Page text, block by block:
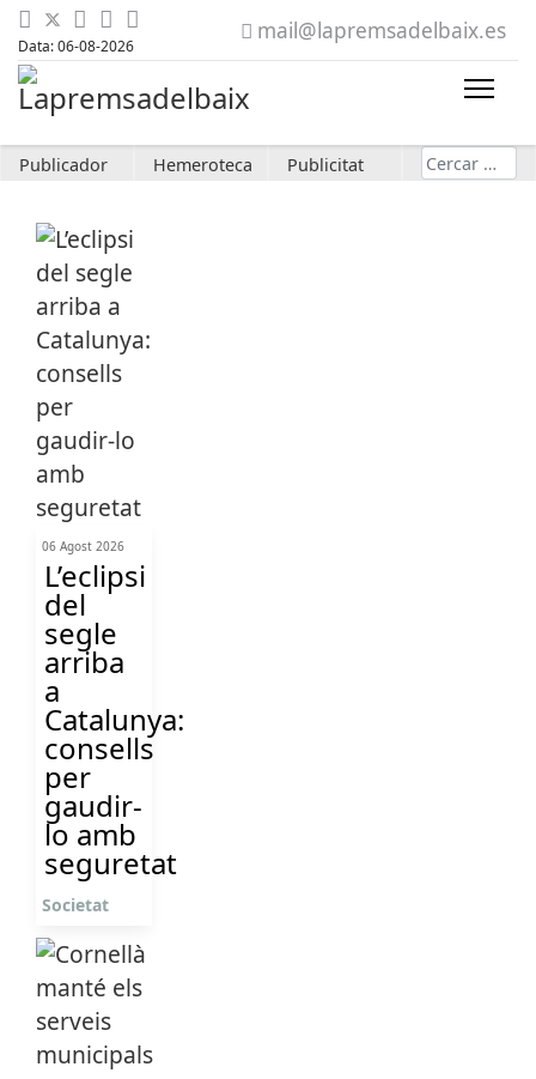
Data: 06-08-2026
mail@lapremsadelbaix.es
Publicador Hemeroteca Publicitat Cerca
06 Agost 2026
L’eclipsi
del
segle
arriba
a
Catalunya:
consells
per
gaudir-
lo amb
seguretat
Societat